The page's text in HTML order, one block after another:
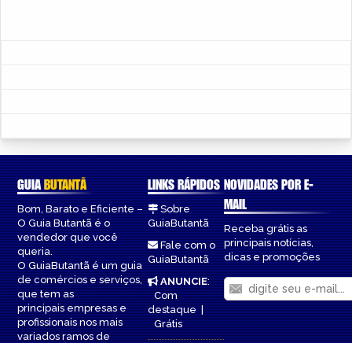
GUIABUTANTÃ
Bom, Barato e Eficiente –
O Guia Butantã é o
vendedor que você
queria.
O GuiaButantã é um guia
de comércios e serviços,
que tem as
principais empresas e
profissionais nos mais
variados ramos de
LINKS RÁPIDOS
Sobre
GuiaButantã
Fale com o
GuiaButantã
ANUNCIE:
Com
destaque|
Grátis
NOVIDADES POR E-
MAIL
Receba grátis as
principais notícias,
dicas e promoções